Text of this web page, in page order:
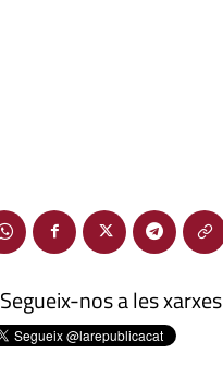
Segueix-nos a les xarxes